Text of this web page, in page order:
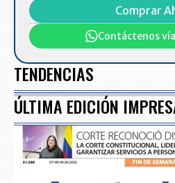
Comprar
Contáctenos
TENDENCIAS
ÚLTIMA EDICIÓN